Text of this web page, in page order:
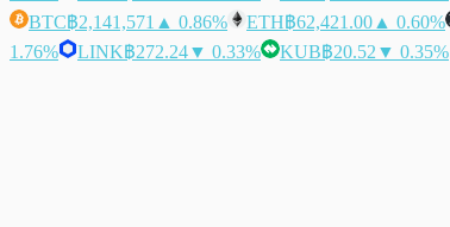
BTC฿2,141,571 ▲ 0.86% ETH฿62,421.00 ▲ 0.60%
1.76%
LINK฿272.24▼ 0.33% KUB฿20.52 ▼ 0.35%